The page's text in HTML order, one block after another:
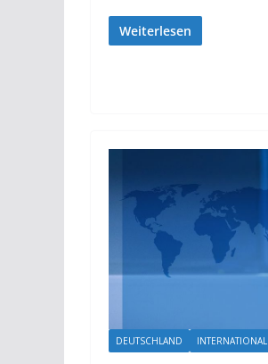
Weiterlesen
DEUTSCHLAND INTERNATIONAL